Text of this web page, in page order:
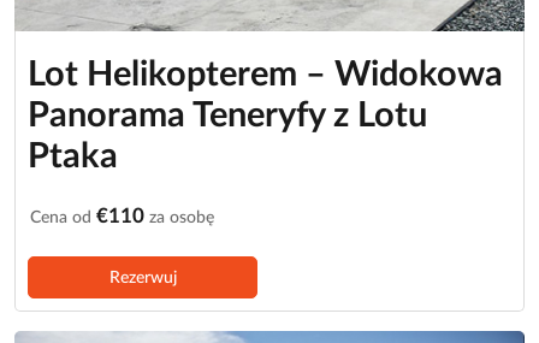
Lot Helikopterem – Widokowa
Panorama Teneryfy z Lotu
Ptaka
Cena od €110 za osobę
Rezerwuj